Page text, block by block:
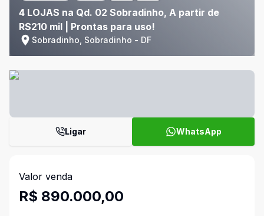
4 LOJAS na Qd. 02 Sobradinho, A partir de
R$210 mil | Prontas para uso!
Sobradinho, Sobradinho - DF
Ligar WhatsApp
Valor venda
R$ 890.000,00